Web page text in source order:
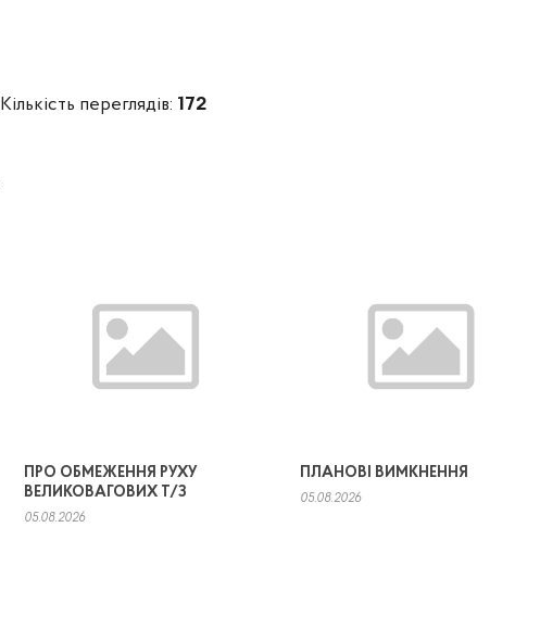
Кількість переглядів: 172
ПРО ОБМЕЖЕННЯ РУХУ
ВЕЛИКОВАГОВИХ Т/З
05.08.2026
ПЛАНОВІ ВИМКНЕННЯ
05.08.2026